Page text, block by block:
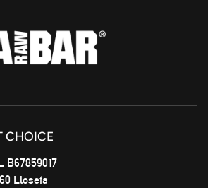
CHOICE
B67859017
Lloseta